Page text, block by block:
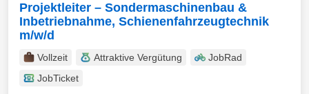
Projektleiter – Sondermaschinenbau &
Inbetriebnahme, Schienenfahrzeugtechnik
m/w/d
Vollzeit Attraktive Vergütung
JobRad
JobTicket